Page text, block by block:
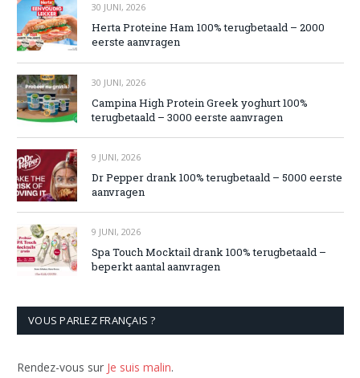
30 JUNI, 2026
Herta Proteine Ham 100% terugbetaald – 2000
eerste aanvragen
30 JUNI, 2026
Campina High Protein Greek yoghurt 100%
terugbetaald – 3000 eerste aanvragen
9 JUNI, 2026
Dr Pepper drank 100% terugbetaald – 5000 eerste
aanvragen
9 JUNI, 2026
Spa Touch Mocktail drank 100% terugbetaald –
beperkt aantal aanvragen
VOUS PARLEZ FRANÇAIS ?
Rendez-vous sur Je suis malin.